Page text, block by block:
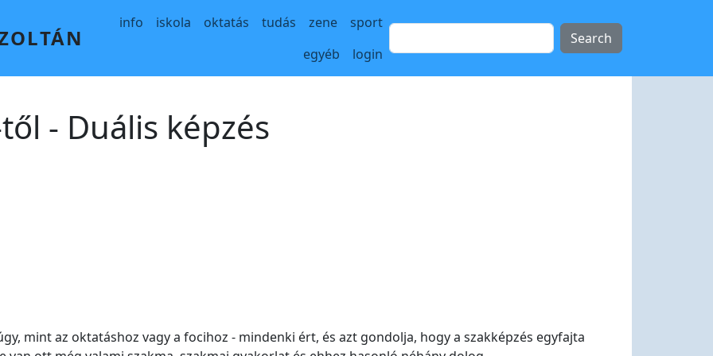
Main navigation
info iskola oktatás tudás zene
sport
egyéb
login
- Duális képzés
mint az oktatáshoz vagy a focihoz - mindenki ért, és azt gondolja, hogy a szakképzés egyfajta